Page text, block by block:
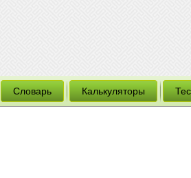
Словарь Калькуляторы